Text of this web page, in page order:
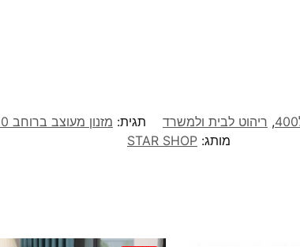
, ריהוט לבית ולמשרד תגית: מזנון מעוצב ברוחב 160 ס"מ אפר משולב עץ מבית Twins Design דגם Noya
מותג: STAR SHOP